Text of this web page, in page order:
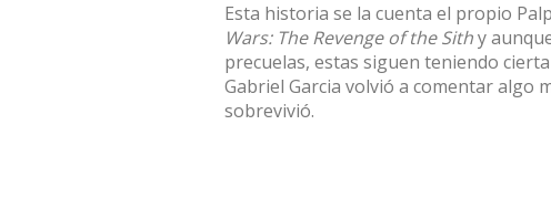
Esta historia se la cuenta el propio
Wars: The Revenge of the Sithy
precuelas, estas siguen teniendo
Gabriel Garcia volvió a comentar algo
sobrevivió.